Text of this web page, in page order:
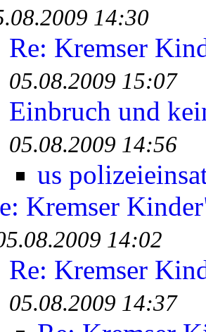
14:30
Re: Kremser
05.08.2009 15:07
Einbruch und
05.08.2009 14:56
us
Kremser
14:02
Re: Kremser
05.08.2009 14:37